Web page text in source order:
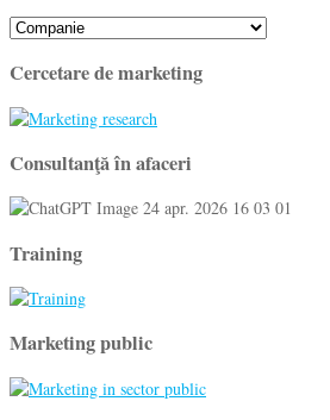
Cercetare de marketing
Consultanţă în afaceri
Training
Marketing public